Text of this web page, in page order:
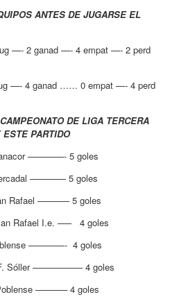
ANTES DE JUGARSE EL
—- 2 ganad —- 4 empat —- 2 perd
—- 4 ganad …… 0 empat —- 4 perd
DE LIGA TERCERA
PARTIDO
————- 5 goles
———— 5 goles
Rafael ———– 5 goles
Rafael I.e. –— 4 goles
————- 4 goles
Sóller —————– 4 goles
———– 4 goles